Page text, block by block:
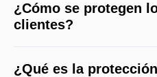
¿Cómo se protegen
clientes?
¿Qué es la